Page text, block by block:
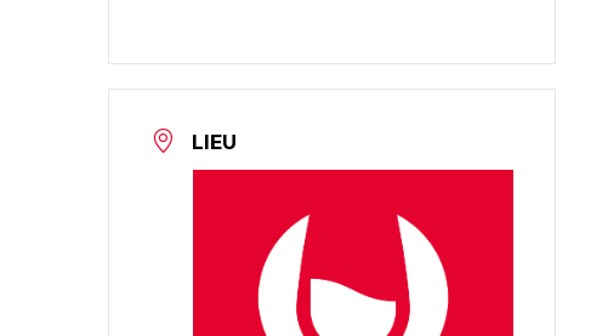
LIEU